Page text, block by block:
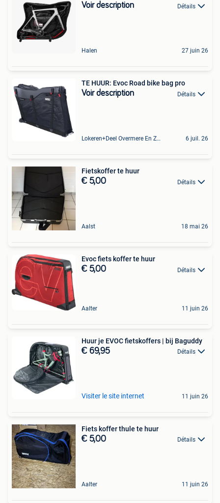
Voir description Détails
Halen 27 juin 26
TE HUUR: Evoc Road bike bag pro
Voir description Détails
Lokeren+Deel Overmere En Zele 6 juil. 26
Fietskoffer te huur
€ 5,00 Détails
Aalst 18 mai 26
Evoc fiets koffer te huur
€ 5,00 Détails
Aalter 11 juin 26
Huur je EVOC fietskoffers | bij Baguddy
€ 69,95 Détails
Visiter le site internet 11 juin 26
Fiets koffer thule te huur
€ 5,00 Détails
Aalter 11 juin 26